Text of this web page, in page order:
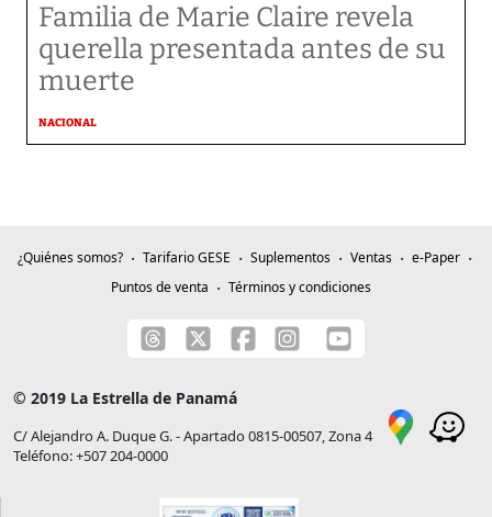
Familia de Marie Claire revela
querella presentada antes de su
muerte
NACIONAL
¿Quiénes somos? Tarifario GESE Suplementos Ventas
e-Paper
Puntos de venta
Términos y condiciones
© 2019 La Estrella de Panamá
C/ Alejandro A. Duque G. - Apartado 0815-00507, Zona 4
Teléfono: +507 204-0000